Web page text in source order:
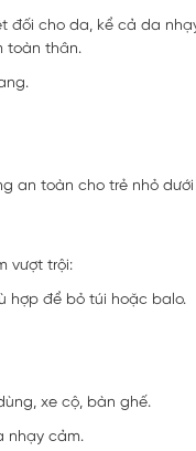
đối cho da, kể cả da
toàn thân.
an toàn cho trẻ nhỏ
vượt trội:
hợp để bỏ túi hoặc balo.
xe cộ, bàn ghế.
nhạy cảm.